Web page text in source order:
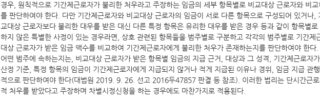
경우, 원칙적으로 기간제근로자가 불리한 처우라고 주장하는 임금의 세부 항목별로 비교대상 근로자와 비
를 판단하여야 한다. 다만 기간제근로자와 비교대상 근로자의 임금이 서로 다른 항목으로 구성되어 있거나,
교대상 근로자보다 불리한 대우를 받은 대신 다른 특정 항목은 유리한 대우를 받은 경우 등과 같이 항목별
하지 않은 특별한 사정이 있는 경우라면, 상호 관련된 항목들을 범주별로 구분하고 각각의 범주별로 기간제
대상 근로자가 받은 임금 액수를 비교하여 기간제근로자에게 불리한 처우가 존재하는지를 판단하여야 한다
어떤 범주에 속하는지는, 비교대상 근로자가 받은 항목별 임금의 지급 근거, 대상과 그 성격, 기간제근로자
산정 기준, 특정 항목의 임금이 기간제근로자에게 지급되지 않거나 적게 지급된 이유나 경위, 임금 지급 관
적으로 판단하여야 한다(대법원 2019. 9. 26. 선고 2016두47857 판결 등 참조). 이러한 법리는 단시간근
적 처우를 받았다고 주장하며 차별시정신청을 하는 경우에도 마찬가지로 적용된다.